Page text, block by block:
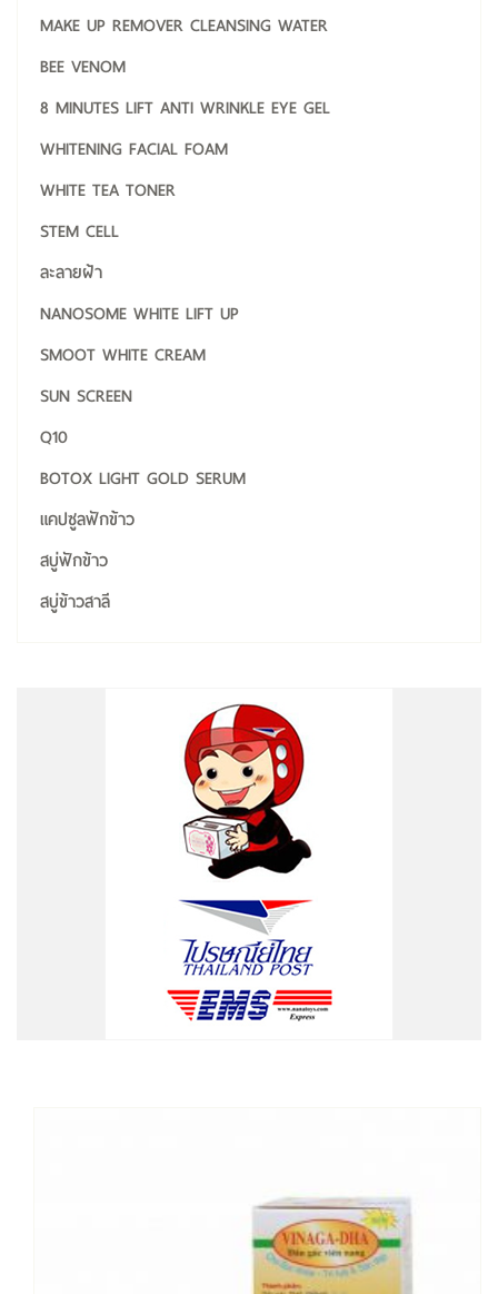
MAKE UP REMOVER CLEANSING WATER
BEE VENOM
8 MINUTES LIFT ANTI WRINKLE EYE GEL
WHITENING FACIAL FOAM
WHITE TEA TONER
STEM CELL
ละลายฝ้า
NANOSOME WHITE LIFT UP
SMOOT WHITE CREAM
SUN SCREEN
Q10
BOTOX LIGHT GOLD SERUM
แคปซูลฟักข้าว
สบู่ฟักข้าว
สบู่ข้าวสาลี